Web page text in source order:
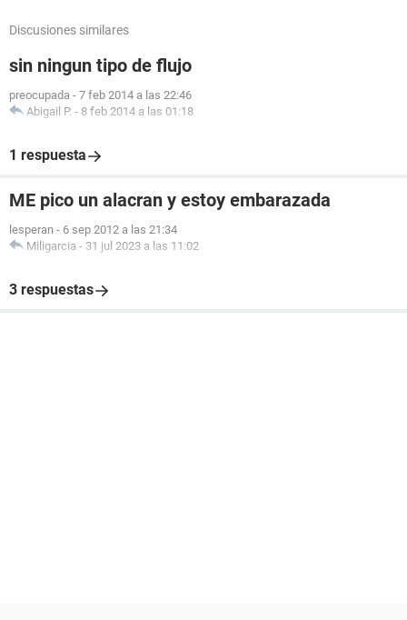
Discusiones similares
sin ningun tipo de flujo
preocupada - 7 feb 2014 a las 22:46
Abigail P. - 8 feb 2014 a las 01:18
1 respuesta
ME pico un alacran y estoy embarazada
lesperan - 6 sep 2012 a las 21:34
Miligarcia - 31 jul 2023 a las 11:02
3 respuestas